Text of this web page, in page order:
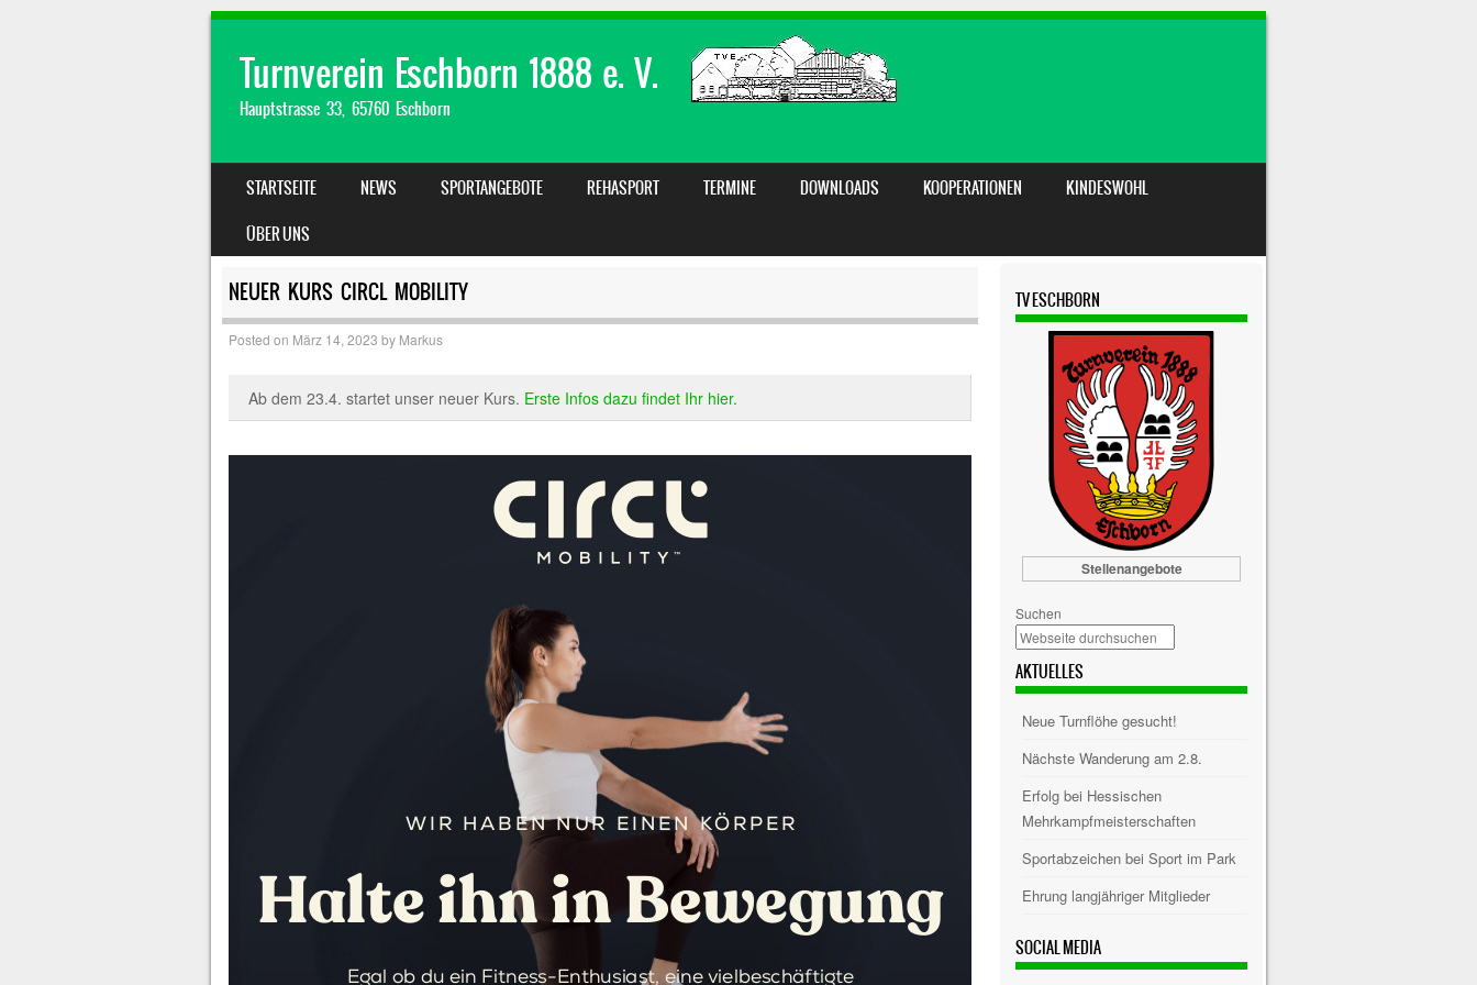
Turnverein Eschborn 1888 e. V.
Hauptstrasse 33, 65760 Eschborn
MENU
SKIP TO CONTENT
STARTSEITE NEWS SPORTANGEBOTE REHASPORT TERMINE DOWNLOADS KOOPERATIONEN
KINDESWOHL
ÜBER UNS
NEUER KURS CIRCL MOBILITY
Posted on März 14, 2023 by Markus
Ab dem 23.4. startet unser neuer Kurs. Erste Infos dazu findet Ihr hier.
TV ESCHBORN
Stellenangebote
Suchen
AKTUELLES
Neue Turnflöhe gesucht!
Nächste Wanderung am 2.8.
Erfolg bei Hessischen
Mehrkampfmeisterschaften
Sportabzeichen bei Sport im Park
Ehrung langjähriger Mitglieder
SOCIAL MEDIA